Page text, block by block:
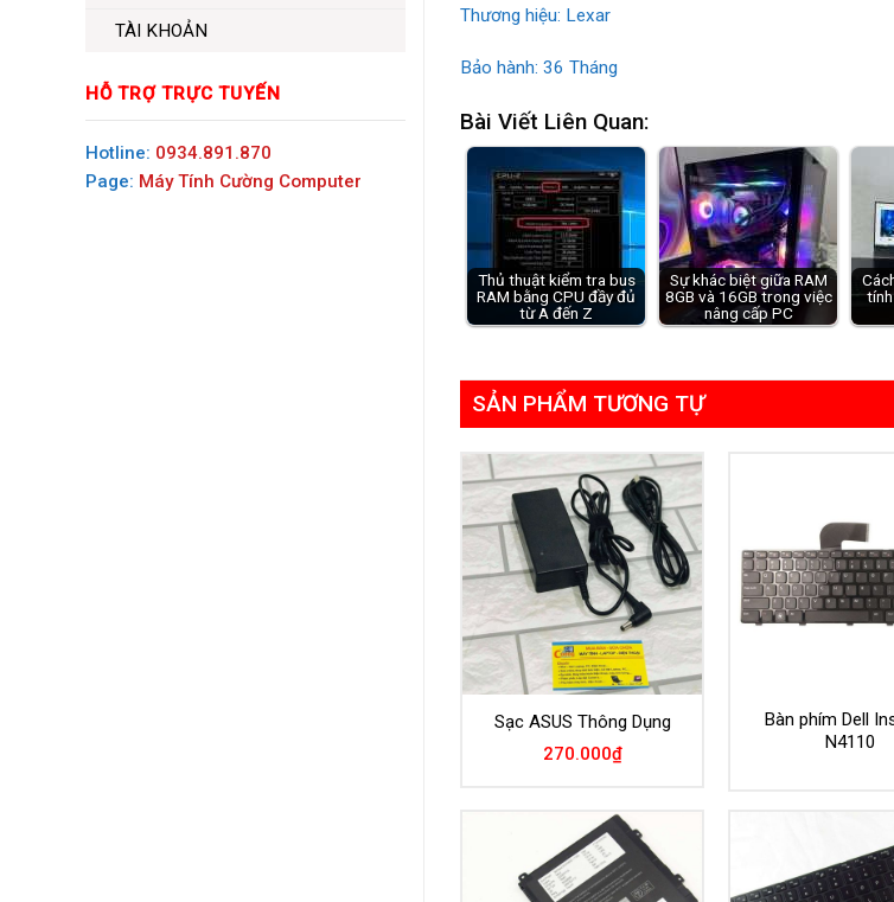
TÀI KHOẢN
HỖ TRỢ TRỰC TUYẾN
Hotline: 0934.891.870
Page: Máy Tính Cường Computer
Thương hiệu: Lexar
Bảo hành: 36 Tháng
Bài Viết Liên Quan:
Thủ thuật kiểm tra bus
RAM bằng CPU đầy đủ
từ A đến Z
Sự khác biệt giữa RAM
8GB và 16GB trong việc
nâng cấp PC
tính
SẢN PHẨM TƯƠNG TỰ
Sạc ASUS Thông Dụng
270.000₫
Bàn phím Dell
N4110